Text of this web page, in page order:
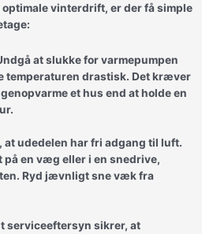
vinterdrift, er der få simple
at slukke for varmepumpen
temperaturen drastisk. Det kræver
et hus end at holde en
at udedelen har fri adgang til luft.
en væg eller i en snedrive,
Ryd jævnligt sne væk fra
serviceeftersyn sikrer, at